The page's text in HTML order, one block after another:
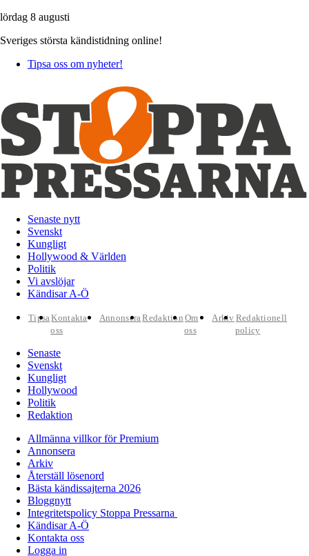
lördag 8 augusti
Sveriges största kändistidning online!
Tipsa oss om nyheter!
Senaste nytt
Svenskt
Kungligt
Hollywood & Världen
Politik
Vi avslöjar
Kändisar A-Ö
TipsaKontakta
oss
AnnonseraRedaktion Om
oss
Arkiv Redaktionell
policy
Senaste
Svenskt
Kungligt
Hollywood
Politik
Redaktion
Allmänna villkor för Premium
Annonsera
Arkiv
Återställ lösenord
Bästa kändissajterna 2026
Bloggnytt
Integritetspolicy Stoppa Pressarna
Kändisar A-Ö
Kontakta oss
Logga in